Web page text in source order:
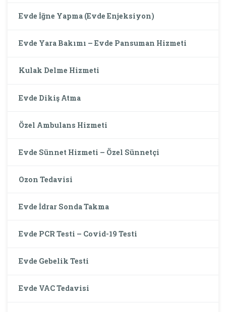
Evde İğne Yapma (Evde Enjeksiyon)
Evde Yara Bakımı – Evde Pansuman Hizmeti
Kulak Delme Hizmeti
Evde Dikiş Atma
Özel Ambulans Hizmeti
Evde Sünnet Hizmeti – Özel Sünnetçi
Ozon Tedavisi
Evde İdrar Sonda Takma
Evde PCR Testi – Covid-19 Testi
Evde Gebelik Testi
Evde VAC Tedavisi